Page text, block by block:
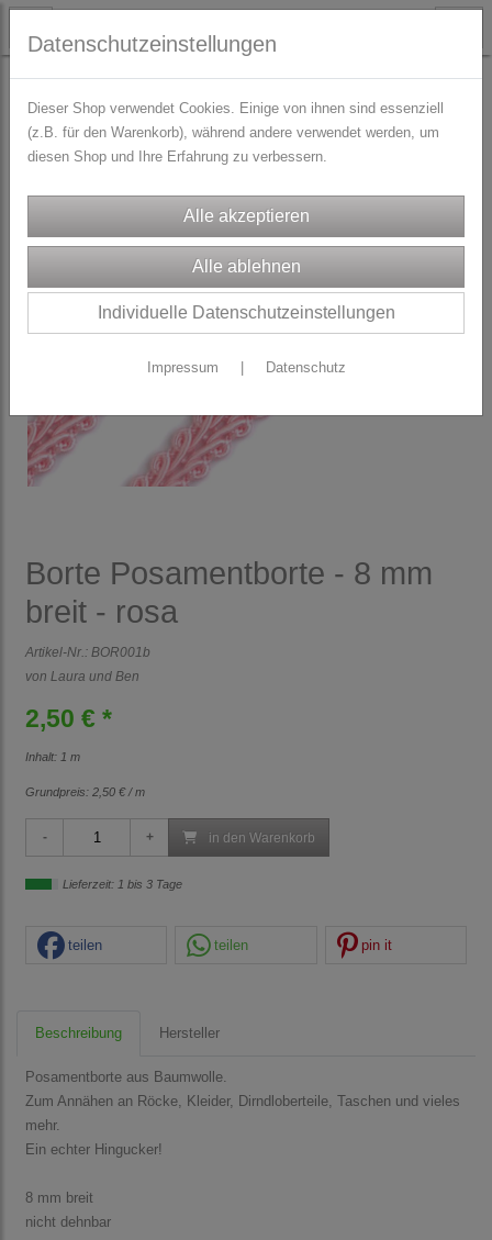
TRACHTENZUBEHÖR Zierborten & Paspol
Borte Posamentborte - 8 mm
breit - rosa
Artikel-Nr.: BOR001b
von Laura und Ben
2,50 € *
Inhalt: 1 m
Grundpreis: 2,50 € / m
in den Warenkorb
Lieferzeit: 1 bis 3 Tage
teilen teilen pin it
Beschreibung Hersteller
Posamentborte aus Baumwolle.
Zum Annähen an Röcke, Kleider, Dirndloberteile, Taschen und vieles
mehr.
Ein echter Hingucker!
8 mm breit
nicht dehnbar
Datenschutzeinstellungen
Dieser Shop verwendet Cookies. Einige von ihnen sind essenziell
(z.B. für den Warenkorb), während andere verwendet werden, um
diesen Shop und Ihre Erfahrung zu verbessern.
Individuelle Datenschutzeinstellungen
Impressum Datenschutz